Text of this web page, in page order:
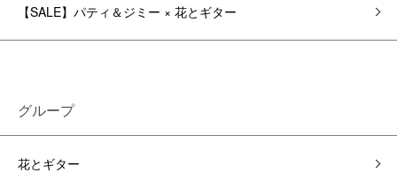
【SALE】パティ＆ジミー × 花とギター
グループ
花とギター